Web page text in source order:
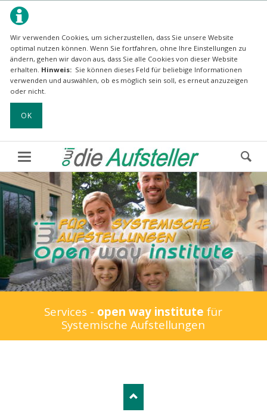
Wir verwenden Cookies, um sicherzustellen, dass Sie unsere Website
optimal nutzen können.Wenn Sie fortfahren, ohne Ihre Einstellungen zu
ändern, gehen wir davon aus, dass Sie alle Cookies von dieser Website
erhalten. Hinweis: Sie können dieses Feld für beliebige Informationen
verwenden und auswählen, ob es möglich sein soll, es erneut anzuzeigen
oder nicht.
OK
Services - open way institutefür
Systemische Aufstellungen